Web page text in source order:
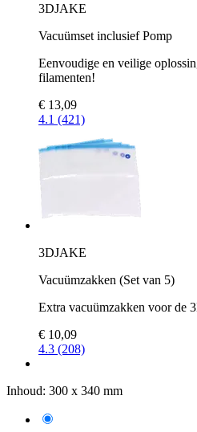
3DJAKE
Vacuümset inclusief Pomp
Eenvoudige en veilige
filamenten!
€ 13,09
4.1 (421)
3DJAKE
Vacuümzakken (Set van 5)
Extra vacuümzakken voor de
€ 10,09
4.3 (208)
Inhoud: 300 x 340 mm